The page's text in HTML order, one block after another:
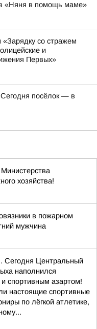
«Няня в помощь маме»
со стражем
и
Первых»
посёлок — в
хозяйства!
в пожарном
мужчина
Центральный
наполнился
спортивным азартом!
настоящие спортивные
по лёгкой атлетике,